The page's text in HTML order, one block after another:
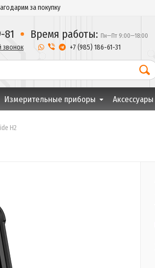
за покупку
81 Время работы: Пн—Пт 9:00—18:00
звонок +7 (985) 186-61-31
Измерительные приборы Аксессуары
H2